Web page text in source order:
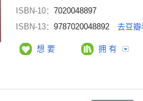
ISBN-10： 7020048897
ISBN-13： 9787020048892 去豆
想 要 拥 有